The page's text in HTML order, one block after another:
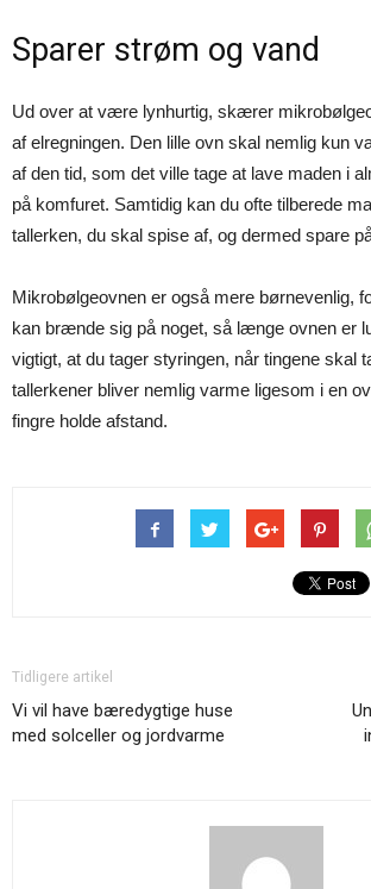
Sparer strøm og vand
Ud over at være lynhurtig, skærer
af elregningen. Den lille ovn skal nemlig kun
af den tid, som det ville tage at lave maden i
på komfuret. Samtidig kan du ofte tilberede
tallerken, du skal spise af, og dermed spare
Mikrobølgeovnen er også mere børnevenlig,
kan brænde sig på noget, så længe ovnen er
vigtigt, at du tager styringen, når tingene skal
tallerkener bliver nemlig varme ligesom i en
fingre holde afstand.
Tidligere artikel
Vi vil have bæredygtige huse
med solceller og jordvarme